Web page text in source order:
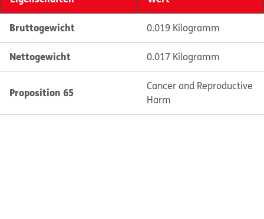
Bruttogewicht 0.019 Kilogramm
Nettogewicht 0.017 Kilogramm
Proposition 65
Cancer and Reproductive
Harm